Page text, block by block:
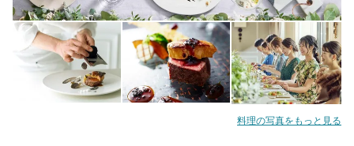
料理の写真をもっと見る